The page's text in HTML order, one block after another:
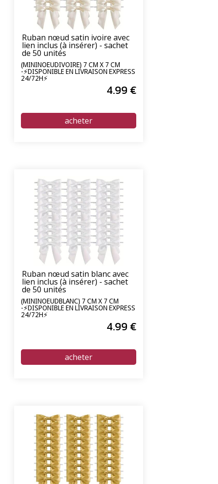
Ruban nœud satin ivoire avec
lien inclus (à insérer) - sachet
de 50 unités
(MININOEUDIVOIRE) 7 CM X 7 CM
-⚡DISPONIBLE EN LIVRAISON EXPRESS
24/72H⚡
4.99 €
Ruban nœud satin blanc avec
lien inclus (à insérer) - sachet
de 50 unités
(MININOEUDBLANC) 7 CM X 7 CM
-⚡DISPONIBLE EN LIVRAISON EXPRESS
24/72H⚡
4.99 €